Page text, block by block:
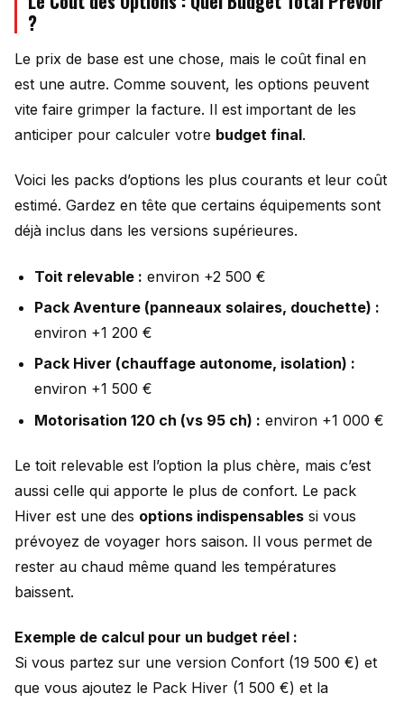
?
Le prix de base est une chose, mais le coût final en
est une autre. Comme souvent, les options peuvent
vite faire grimper la facture. Il est important de les
anticiper pour calculer votre budget final.
Voici les packs d’options les plus courants et leur coût
estimé. Gardez en tête que certains équipements sont
déjà inclus dans les versions supérieures.
Toit relevable : environ +2 500 €
Pack Aventure (panneaux solaires, douchette) :
environ +1 200 €
Pack Hiver (chauffage autonome, isolation) :
environ +1 500 €
Motorisation 120 ch (vs 95 ch) : environ +1 000 €
Le toit relevable est l’option la plus chère, mais c’est
aussi celle qui apporte le plus de confort. Le pack
Hiver est une des options indispensables si vous
prévoyez de voyager hors saison. Il vous permet de
rester au chaud même quand les températures
baissent.
Exemple de calcul pour un budget réel :
Si vous partez sur une version Confort (19 500 €) et
que vous ajoutez le Pack Hiver (1 500 €) et la